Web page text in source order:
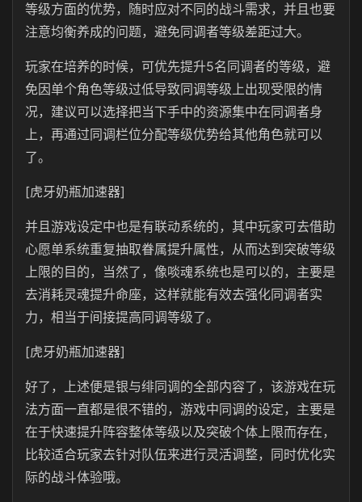
等级方面的优势，随时应对不同的战斗需求，并且也要
注意均衡养成的问题，避免同调者等级差距过大。
玩家在培养的时候，可优先提升5名同调者的等级，避
免因单个角色等级过低导致同调等级上出现受限的情
况，建议可以选择把当下手中的资源集中在同调者身
上，再通过同调栏位分配等级优势给其他角色就可以
了。
[虎牙奶瓶加速器]
并且游戏设定中也是有联动系统的，其中玩家可去借助
心愿单系统重复抽取眷属提升属性，从而达到突破等级
上限的目的，当然了，像啖魂系统也是可以的，主要是
去消耗灵魂提升命座，这样就能有效去强化同调者实
力，相当于间接提高同调等级了。
[虎牙奶瓶加速器]
好了，上述便是银与绯同调的全部内容了，该游戏在玩
法方面一直都是很不错的，游戏中同调的设定，主要是
在于快速提升阵容整体等级以及突破个体上限而存在，
比较适合玩家去针对队伍来进行灵活调整，同时优化实
际的战斗体验哦。